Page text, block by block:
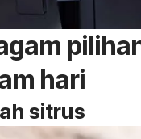
hari
sitrus